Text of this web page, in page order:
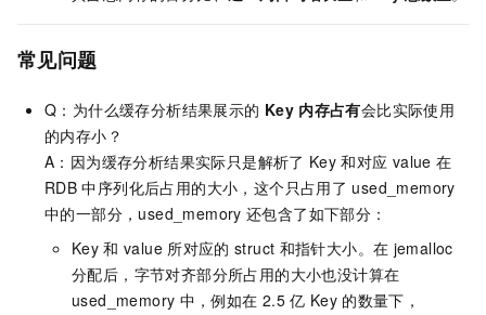
常见问题
Q：为什么缓存分析结果展示的 Key 内存占有会比实际使用
的内存小？
A：因为缓存分析结果实际只是解析了 Key 和对应 value 在
RDB 中序列化后占用的大小，这个只占用了 used_memory
中的一部分，used_memory 还包含了如下部分：
Key 和 value 所对应的 struct 和指针大小。在 jemalloc
分配后，字节对齐部分所占用的大小也没计算在
used_memory 中，例如在 2.5 亿 Key 的数量下，